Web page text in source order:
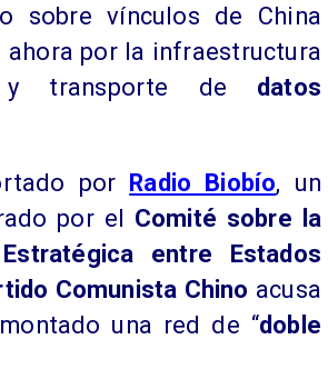
sobre vínculos de China
ahora por la infraestructura
y transporte de datos
por Radio Biobío, un
por el Comité sobre la
entre Estados
Comunista Chino acusa
una red de “doble